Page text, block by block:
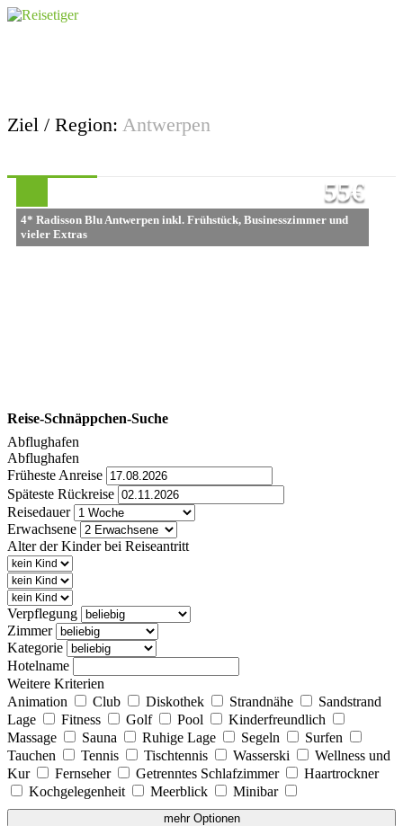
Ziel / Region: Antwerpen
4* Radisson Blu Antwerpen inkl. Frühstück, Businesszimmer und
vieler Extras
55€
Reise-Schnäppchen-Suche
Abflughafen
Abflughafen
Früheste Anreise
Späteste Rückreise
Reisedauer
Erwachsene
Alter der Kinder bei Reiseantritt
Verpflegung
Zimmer
Kategorie
Hotelname
Weitere Kriterien
Animation
Club Diskothek Strandnähe
Sandstrand
Lage
Fitness Golf Pool
Kinderfreundlich
Massage
Sauna Ruhige Lage Segeln
Surfen
Tauchen
Tennis Tischtennis Wasserski
Wellness und
Kur
Fernseher Getrenntes Schlafzimmer
Haartrockner
Kochgelegenheit
Meerblick Minibar
mehr Optionen